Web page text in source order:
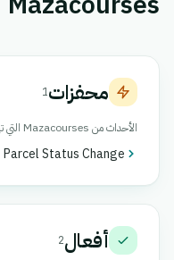
محفزات1
الأحداث من Mazacourses التي تبدأ عملية أتمتة.
Parcel Status Change
أفعال2